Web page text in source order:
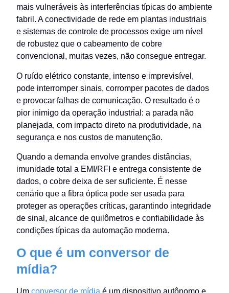
mais vulneráveis às interferências típicas do ambiente
fabril. A conectividade de rede em plantas industriais
e sistemas de controle de processos exige um nível
de robustez que o cabeamento de cobre
convencional, muitas vezes, não consegue entregar.
O ruído elétrico constante, intenso e imprevisível,
pode interromper sinais, corromper pacotes de dados
e provocar falhas de comunicação. O resultado é o
pior inimigo da operação industrial: a parada não
planejada, com impacto direto na produtividade, na
segurança e nos custos de manutenção.
Quando a demanda envolve grandes distâncias,
imunidade total a EMI/RFI e entrega consistente de
dados, o cobre deixa de ser suficiente. É nesse
cenário que a fibra óptica pode ser usada para
proteger as operações críticas, garantindo integridade
de sinal, alcance de quilômetros e confiabilidade às
condições típicas da automação moderna.
O que é um conversor de
mídia?
Um conversor de mídia é um dispositivo autônomo e